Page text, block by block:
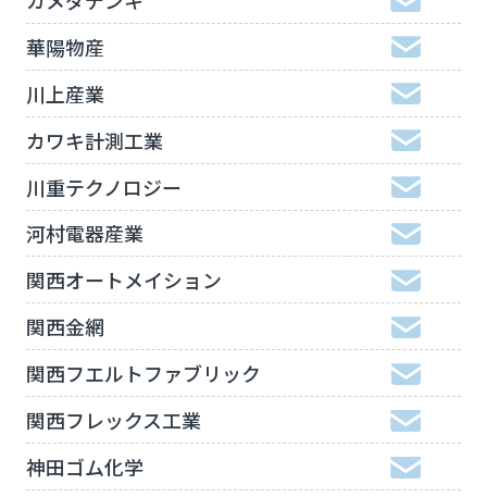
華陽物産
川上産業
カワキ計測工業
川重テクノロジー
河村電器産業
関西オートメイション
関西金網
関西フエルトファブリック
関西フレックス工業
神田ゴム化学